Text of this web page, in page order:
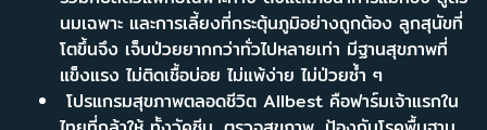
นมเฉพาะ และการเลี้ยงที่กระตุ้นภูมิอย่างถูกต้อง ลูกสุนัขที่
โตขึ้นจึง เจ็บป่วยยากกว่าทั่วไปหลายเท่า มีฐานสุขภาพที่
แข็งแรง ไม่ติดเชื้อบ่อย ไม่แพ้ง่าย ไม่ป่วยซ้ำ ๆ
โปรแกรมสุขภาพตลอดชีวิต Allbest คือฟาร์มเจ้าแรกใน